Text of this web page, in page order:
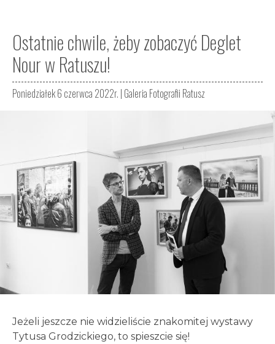
Ostatnie chwile, żeby zobaczyć Deglet
Nour w Ratuszu!
Poniedziałek 6 czerwca 2022r. | Galeria Fotografii Ratusz
Jeżeli jeszcze nie widzieliście znakomitej wystawy
Tytusa Grodzickiego, to spieszcie się!